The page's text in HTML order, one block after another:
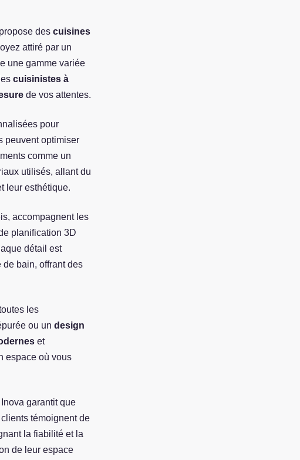
des cuisines
attiré par un
une gamme variée
cuisinistes à
de vos attentes.
pour
peuvent optimiser
comme un
utilisés, allant du
leur esthétique.
accompagnent les
planification 3D
détail est
bain, offrant des
les
ou un design
et
espace où vous
garantit que
témoignent de
la fiabilité et la
de leur espace